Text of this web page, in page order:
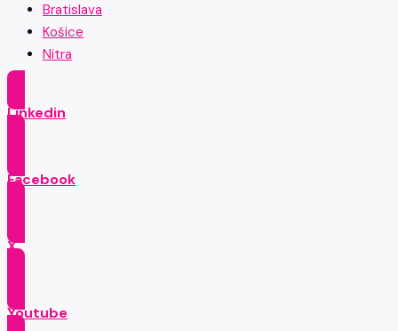
Bratislava
Košice
Nitra
Linkedin
Facebook
X
Youtube